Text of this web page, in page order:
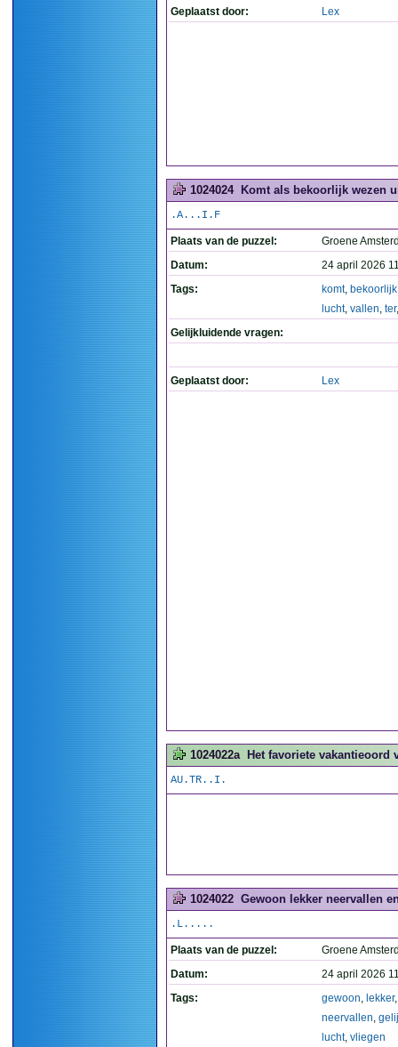
Geplaatst door: Lex
1024024 Komt als bekoorlijk wezen
.A...I.F
Plaats van de puzzel:
Groene
Datum:
24 april 2026
Tags:
komt, bekoorlijk
lucht, vallen, ter
Gelijkluidende vragen:
Geplaatst door: Lex
1024022a Het favoriete vakantieoord
AU.TR..I.
1024022 Gewoon lekker neervallen
.L.....
Plaats van de puzzel:
Groene
Datum:
24 april 2026
Tags:
gewoon, lekker,
neervallen,
lucht, vliegen